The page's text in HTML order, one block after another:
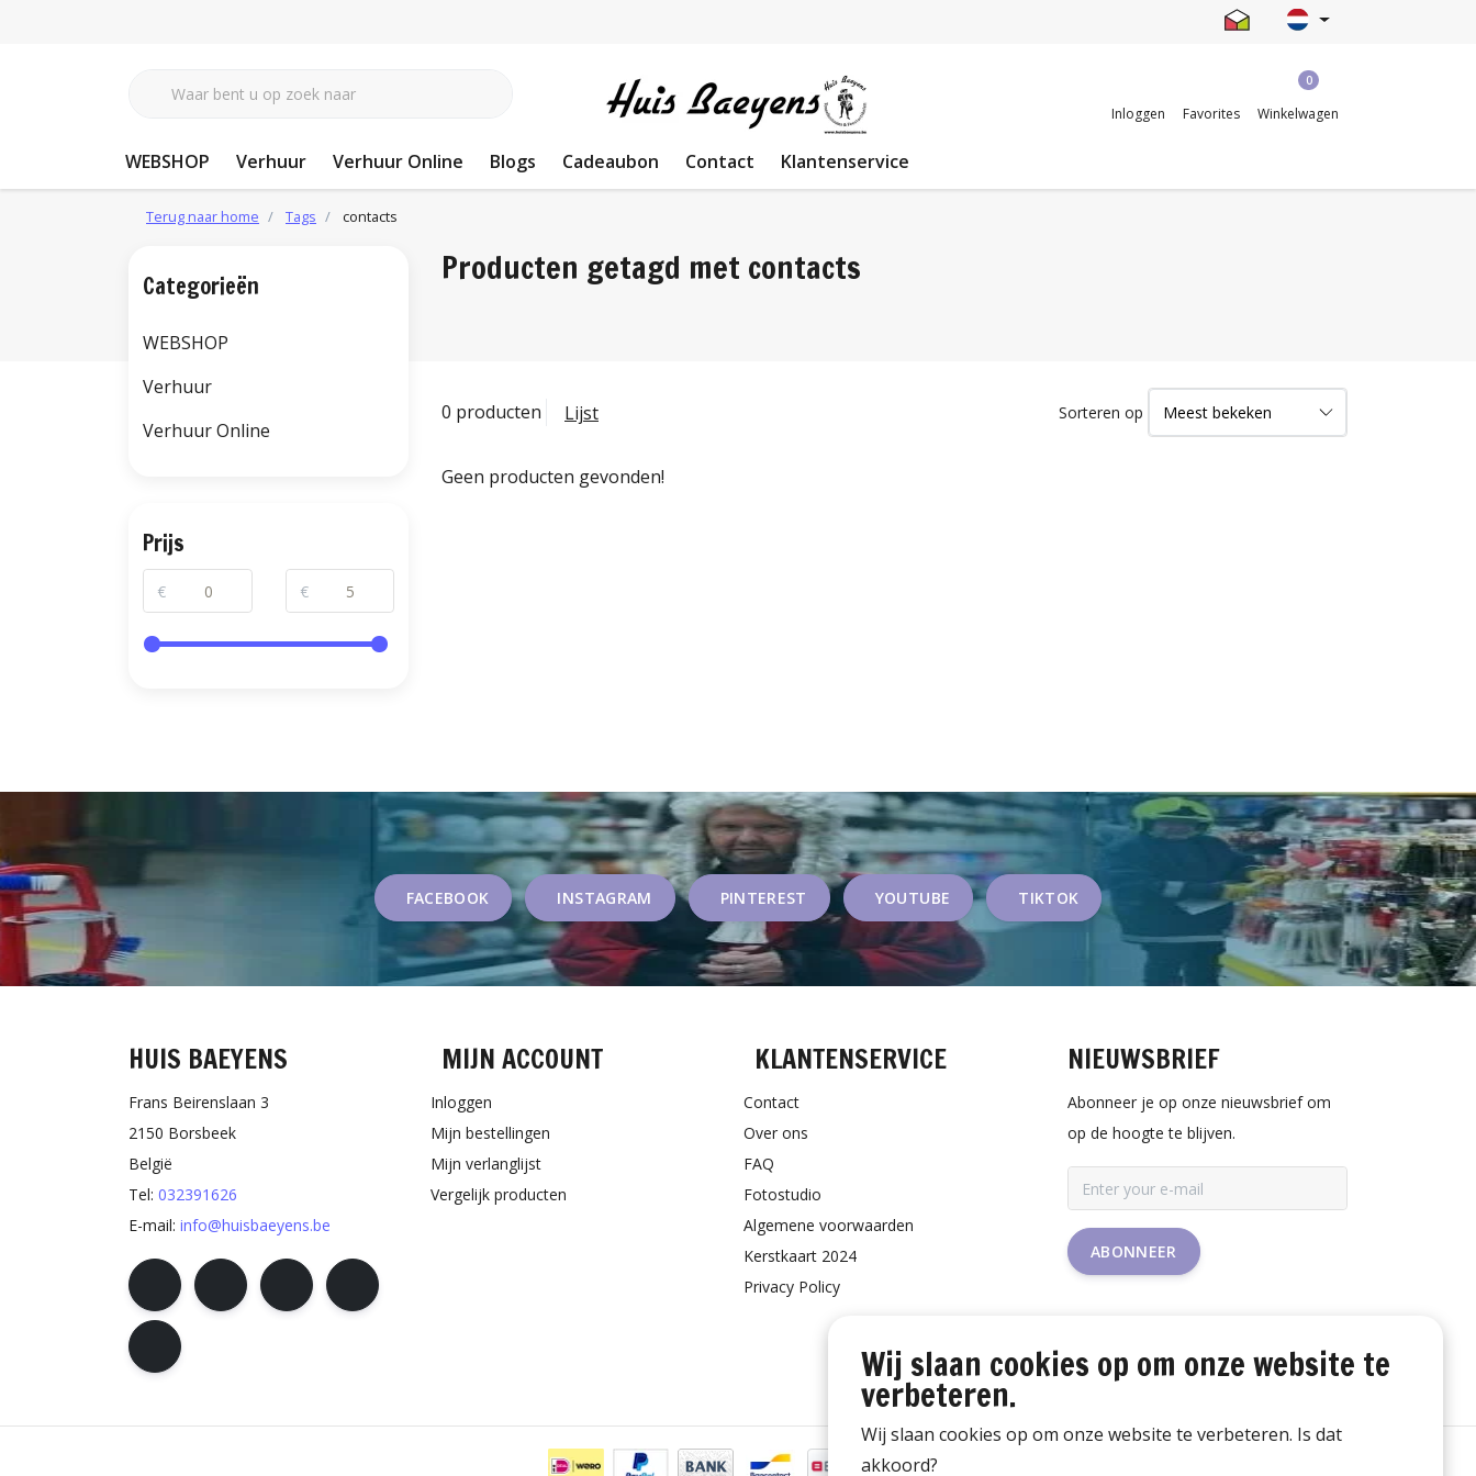
Inloggen Favorites
0
Winkelwagen
WEBSHOP Verhuur Verhuur Online Blogs Cadeaubon Contact Klantenservice
Terug naar home Tags contacts
Producten getagd met contacts
0 producten Lijst Sorteren op
Geen producten gevonden!
Categorieën
WEBSHOP
Verhuur
Verhuur Online
Prijs
€ €
FACEBOOK INSTAGRAM PINTEREST YOUTUBE TIKTOK
HUIS BAEYENS
Frans Beirenslaan 3
2150 Borsbeek
België
Tel: 032391626
E-mail: info@huisbaeyens.be
MIJN ACCOUNT
Inloggen
Mijn bestellingen
Mijn verlanglijst
Vergelijk producten
KLANTENSERVICE
Contact
Over ons
FAQ
Fotostudio
Algemene voorwaarden
Kerstkaart 2024
Privacy Policy
NIEUWSBRIEF
Abonneer je op onze nieuwsbrief om
op de hoogte te blijven.
ABONNEER
Wij slaan cookies op om onze website te
verbeteren.
Wij slaan cookies op om onze website te verbeteren. Is dat
akkoord?